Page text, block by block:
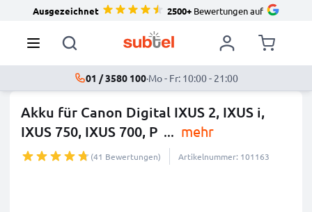
Ausgezeichnet 2500+Bewertungen auf
01 / 3580 100·Mo - Fr: 10:00 - 21:00
Akku für Canon Digital IXUS 2, IXUS i,
IXUS 750, IXUS 700, P ... mehr
(41 Bewertungen) Artikelnummer: 101163